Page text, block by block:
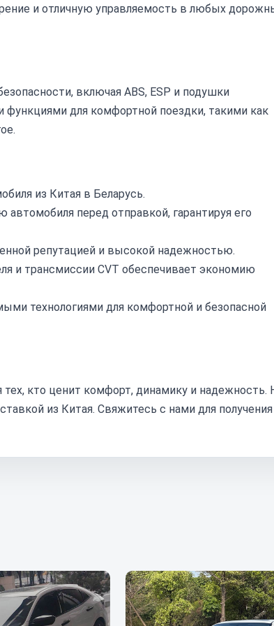
и отличную управляемость в любых
включая ABS, ESP и подушки
для комфортной поездки, такими как
из Китая в Беларусь.
перед отправкой, гарантируя его
репутацией и высокой надежностью.
и трансмиссии CVT обеспечивает экономию
технологиями для комфортной и безопасной
тех, кто ценит комфорт, динамику и надежность.
из Китая. Свяжитесь с нами для получения